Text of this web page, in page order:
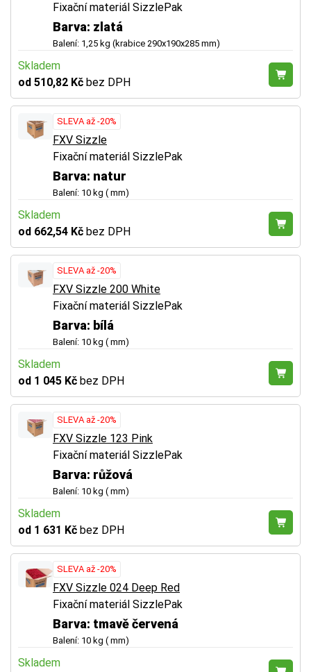
Fixační materiál SizzlePak
Barva: zlatá
Balení: 1,25 kg (krabice 290x190x285 mm)
Skladem
od 510,82 Kč bez DPH
SLEVA až -20%
FXV Sizzle
Fixační materiál SizzlePak
Barva: natur
Balení: 10 kg ( mm)
Skladem
od 662,54 Kč bez DPH
SLEVA až -20%
FXV Sizzle 200 White
Fixační materiál SizzlePak
Barva: bílá
Balení: 10 kg ( mm)
Skladem
od 1 045 Kč bez DPH
SLEVA až -20%
FXV Sizzle 123 Pink
Fixační materiál SizzlePak
Barva: růžová
Balení: 10 kg ( mm)
Skladem
od 1 631 Kč bez DPH
SLEVA až -20%
FXV Sizzle 024 Deep Red
Fixační materiál SizzlePak
Barva: tmavě červená
Balení: 10 kg ( mm)
Skladem